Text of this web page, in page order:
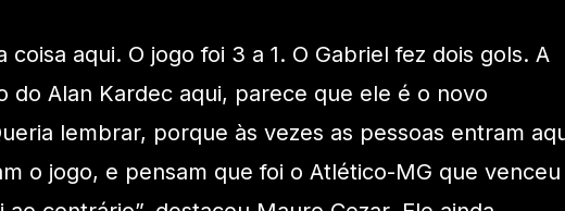
coisa aqui. O jogo foi 3 a 1. O Gabriel fez dois gols. A
do Alan Kardec aqui, parece que ele é o novo
lembrar, porque às vezes as pessoas entram
o jogo, e pensam que foi o Atlético-MG que venceu